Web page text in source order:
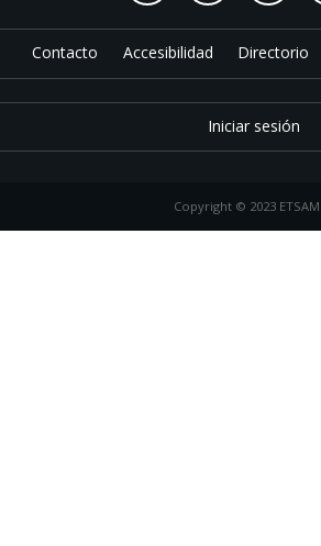
Contacto Accesibilidad Directorio
Iniciar sesión
Copyright © 2023 ETSAM